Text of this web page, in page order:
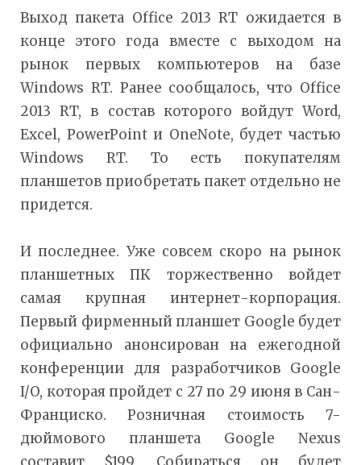
Выход пакета Office 2013 RT ожидается в
конце этого года вместе с выходом на
рынок первых компьютеров на базе
Windows RT. Ранее сообщалось, что Office
2013 RT, в состав которого войдут Word,
Excel, PowerPoint и OneNote, будет частью
Windows RT. То есть покупателям
планшетов приобретать пакет отдельно не
придется.
И последнее. Уже совсем скоро на рынок
планшетных ПК торжественно войдет
самая крупная интернет-корпорация.
Первый фирменный планшет Google будет
официально анонсирован на ежегодной
конференции для разработчиков Google
I/O, которая пройдет с 27 по 29 июня в Сан-
Франциско. Розничная стоимость 7-
дюймового планшета Google Nexus